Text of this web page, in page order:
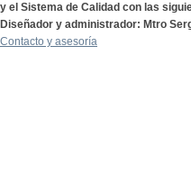
y el Sistema de Calidad con las
Diseñador y administrador: Mtro
Contacto y asesoría